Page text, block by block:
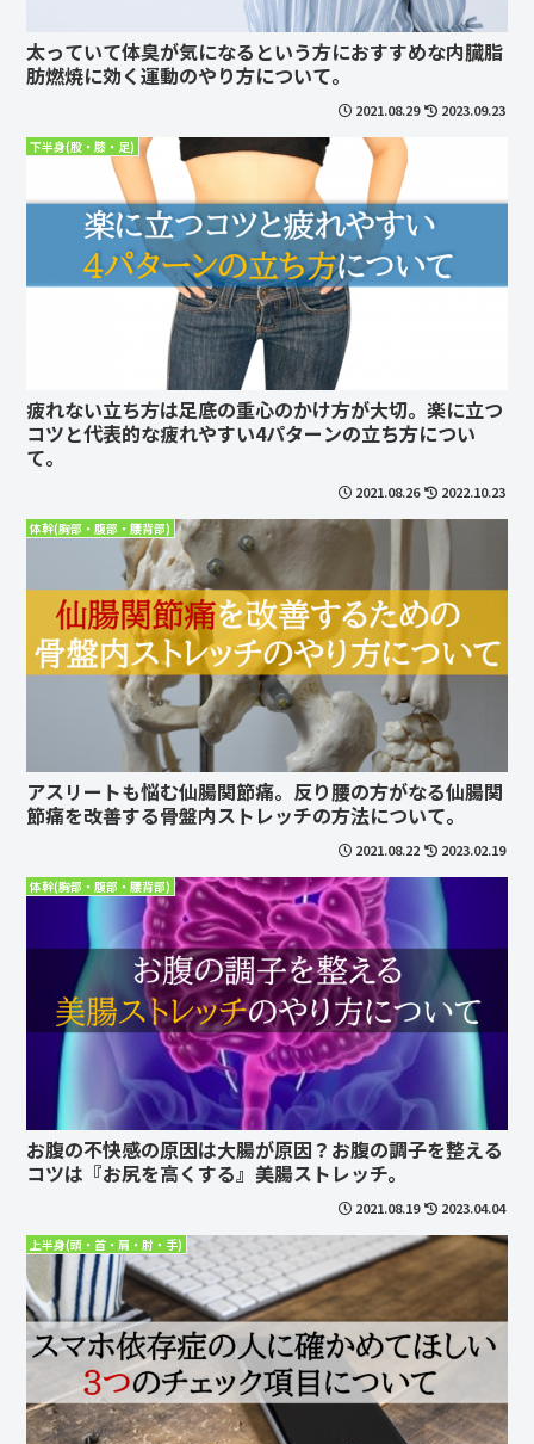
太っていて体臭が気になるという方におすすめな内臓脂
肪燃焼に効く運動のやり方について。
2021.08.29 2023.09.23
下半身(股・膝・足)
疲れない立ち方は足底の重心のかけ方が大切。楽に立つ
コツと代表的な疲れやすい4パターンの立ち方につい
て。
2021.08.26 2022.10.23
体幹(胸部・腹部・腰背部)
アスリートも悩む仙腸関節痛。反り腰の方がなる仙腸関
節痛を改善する骨盤内ストレッチの方法について。
2021.08.22 2023.02.19
体幹(胸部・腹部・腰背部)
お腹の不快感の原因は大腸が原因？お腹の調子を整える
コツは『お尻を高くする』美腸ストレッチ。
2021.08.19 2023.04.04
上半身(頭・首・肩・肘・手)